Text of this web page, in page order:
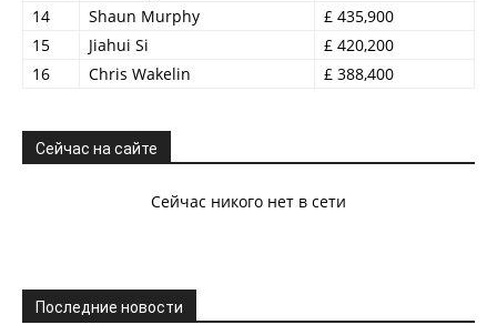
14
Shaun Murphy
£ 435,900
15
Jiahui Si
£ 420,200
16
Chris Wakelin £ 388,400
Сейчас на сайте
Сейчас никого нет в сети
Последние новости